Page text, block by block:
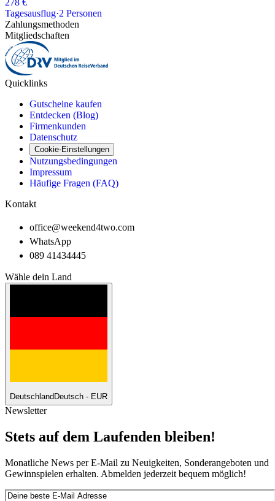
Tagesausflug·2 Personen
Zahlungsmethoden
Mitgliedschaften
Quicklinks
Gutscheine kaufen
Entdecken (Blog)
Firmenkunden
Datenschutz
Cookie-Einstellungen
Nutzungsbedingungen
Impressum
Häufige Fragen (FAQ)
Kontakt
office@weekend4two.com
WhatsApp
089 41434445
Wähle dein Land
DeutschlandDeutsch - EUR
Newsletter
Stets auf dem Laufenden bleiben!
Monatliche News per E-Mail zu Neuigkeiten, Sonderangeboten und
Gewinnspielen erhalten. Abmelden jederzeit bequem möglich!